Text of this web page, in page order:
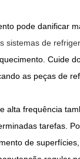
pode danificar
sistemas de
Cuide
as peças de
alta frequência
tarefas.
de